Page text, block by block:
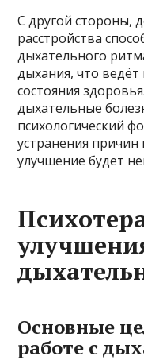
С другой стороны,
расстройства
дыхательного
дыхания, что
состояния
дыхательные
психологический
устранения
улучшение будет
Основные
работе с